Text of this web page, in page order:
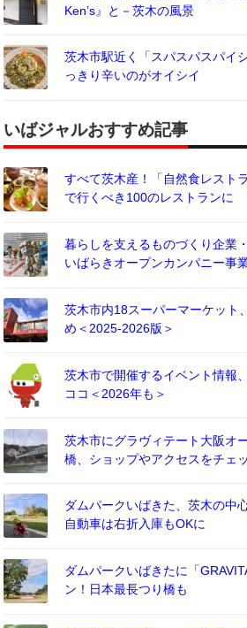
Ken’s』と－茨木の風景
茨木市駅近く「スパスパスパイ
っきり辛いのがオイシイ
いばジャルおすすめ記事
すべて茨木産！「自然食レスト
で行くべき100のレストランに
暮らしを支えるものづくり企業
いばらきオープンカンパニー事
茨木市内18スーパーマーケット
め＜2025-2026版＞
茨木市で開催するイベント情報
ココ＜2026年も＞
茨木市にグラヴィテート大阪オ
橋、ショップやアクセスをチェ
ダムパークいばきた、茨木の中
自動車は右折入庫もOKに
ダムパークいばきたに「
ン！日本最長つり橋も